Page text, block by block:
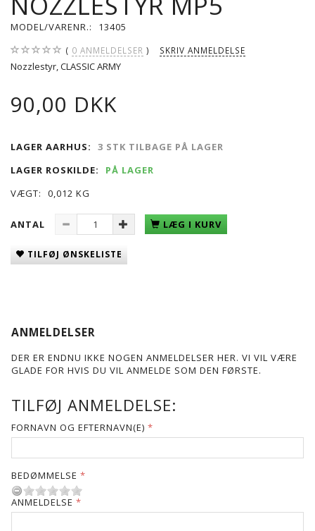
MODEL/VARENR.: 13405
0 ANMELDELSER SKRIV ANMELDELSE
Nozzlestyr, CLASSIC ARMY
90,00 DKK
LAGER AARHUS:
3 STK TILBAGE PÅ LAGER
LAGER ROSKILDE:
PÅ LAGER
VÆGT:
0,012 KG
ANTAL LÆG I KURV
TILFØJ ØNSKELISTE
ANMELDELSER
DER ER ENDNU IKKE NOGEN ANMELDELSER HER. VI VIL VÆRE
GLADE FOR HVIS DU VIL ANMELDE SOM DEN FØRSTE.
TILFØJ ANMELDELSE:
FORNAVN OG EFTERNAVN(E)
BEDØMMELSE
ANMELDELSE